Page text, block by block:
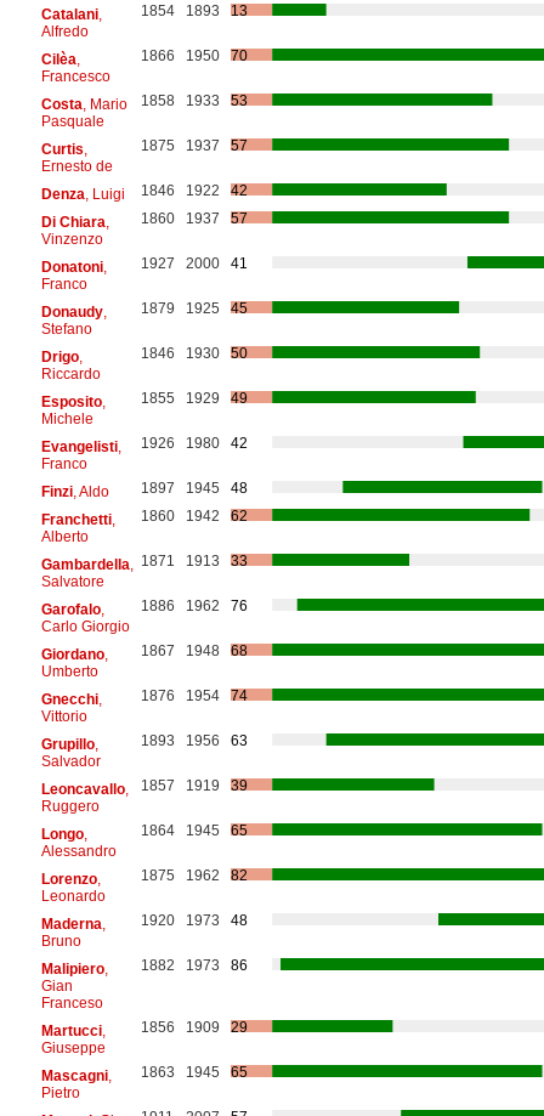
Catalani,
Alfredo
1854 1893 13
Cilèa
Francesco
1866 1950 70
Costa , Mario
Pasquale
1858 1933 53
Curtis
Ernesto de
1875 1937 57
Denza , Luigi 1846 1922
42
Di Chiara
Vinzenzo
1860 1937 57
Donatoni,
Franco
1927 2000 41
Donaudy,
Stefano
1879 1925 45
Drigo,
Riccardo
1846 1930 50
Esposito,
Michele
1855 1929 49
Evangelisti,
Franco
1926 1980 42
Finzi, Aldo 1897 1945
48
Franchetti,
Alberto
1860 1942 62
Gambardella
Salvatore
1871 1913 33
Garofalo,
Carlo Giorgio
1886 1962 76
Giordano,
Umberto
1867 1948 68
Gnecchi,
Vittorio
1876 1954 74
Grupillo,
Salvador
1893 1956 63
Leoncavallo,
Ruggero
1857 1919 39
Longo,
Alessandro
1864 1945 65
Lorenzo,
Leonardo
1875 1962 82
Maderna
Bruno
1920 1973 48
Malipiero,
Gian
Franceso
1882 1973 86
Martucci,
Giuseppe
1856 1909 29
Mascagni,
Pietro
1863 1945 65